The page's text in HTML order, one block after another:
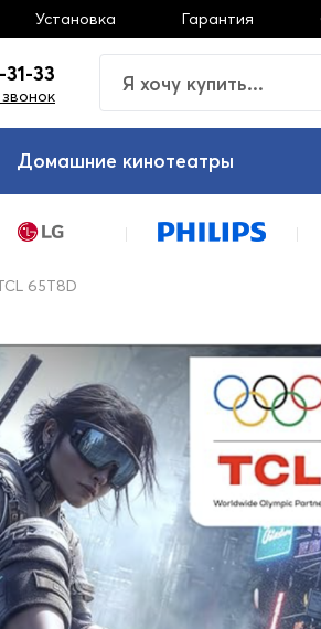
Установка Гарантия
33
Домашние кинотеатры
65T8D